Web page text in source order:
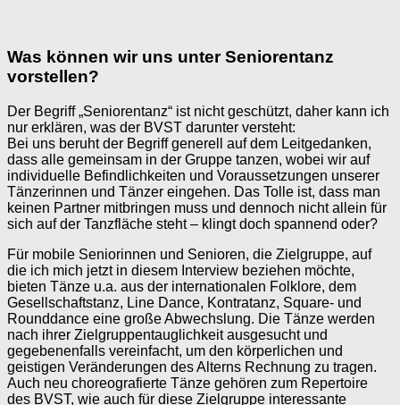
Was können wir uns unter Seniorentanz
vorstellen?
Der Begriff „Seniorentanz“ ist nicht geschützt, daher kann ich
nur erklären, was der BVST darunter versteht:
Bei uns beruht der Begriff generell auf dem Leitgedanken,
dass alle gemeinsam in der Gruppe tanzen, wobei wir auf
individuelle Befindlichkeiten und Voraussetzungen unserer
Tänzerinnen und Tänzer eingehen. Das Tolle ist, dass man
keinen Partner mitbringen muss und dennoch nicht allein für
sich auf der Tanzfläche steht – klingt doch spannend oder?
Für mobile Seniorinnen und Senioren, die Zielgruppe, auf
die ich mich jetzt in diesem Interview beziehen möchte,
bieten Tänze u.a. aus der internationalen Folklore, dem
Gesellschaftstanz, Line Dance, Kontratanz, Square- und
Rounddance eine große Abwechslung. Die Tänze werden
nach ihrer Zielgruppentauglichkeit ausgesucht und
gegebenenfalls vereinfacht, um den körperlichen und
geistigen Veränderungen des Alterns Rechnung zu tragen.
Auch neu choreografierte Tänze gehören zum Repertoire
des BVST, wie auch für diese Zielgruppe interessante